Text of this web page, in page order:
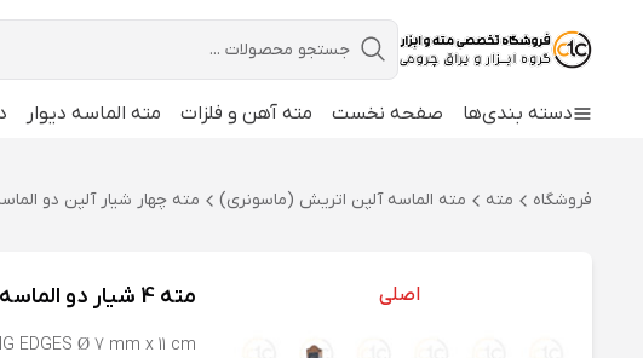
دسته بندی‌ها صفحه نخست مته آهن و فلزات مته الماسه دیوار
فروشگاه مته مته الماسه آلپن اتریش (ماسونری) مته چهار شیار آلپن دو
اصلی مته 4 شیار دو الماسه سایز 7، طول 11 سانتیمتر آلپن اتریش سری F4 فورته
EDGES Ø 7 mm x 11 cm